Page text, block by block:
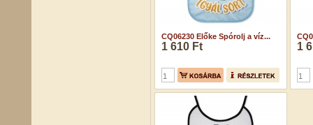
CQ06230 Előke Spórolj a víz...
1 610 Ft 1